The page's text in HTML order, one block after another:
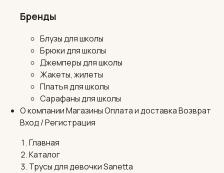
Бренды
Блузы для школы
Брюки для школы
Джемперы для школы
Жакеты, жилеты
Платья для школы
Сарафаны для школы
О компанииМагазиныОплата и доставкаВозврат
Вход / Регистрация
Главная
Каталог
Трусы для девочки Sanetta